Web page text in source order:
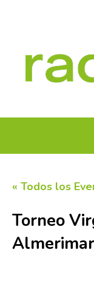
« Todos los
Torneo